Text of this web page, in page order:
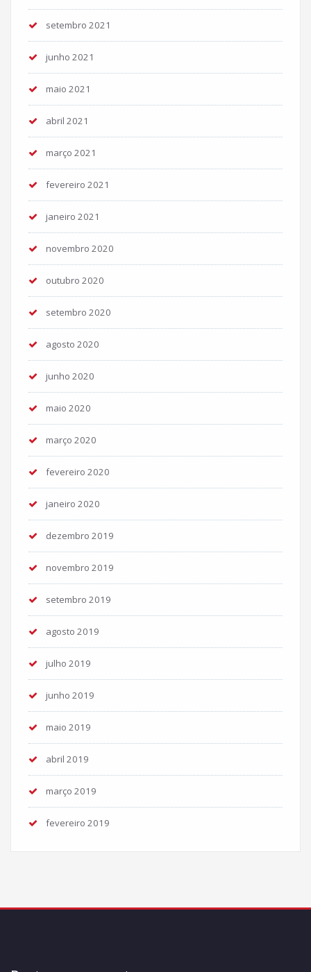
setembro 2021
junho 2021
maio 2021
abril 2021
março 2021
fevereiro 2021
janeiro 2021
novembro 2020
outubro 2020
setembro 2020
agosto 2020
junho 2020
maio 2020
março 2020
fevereiro 2020
janeiro 2020
dezembro 2019
novembro 2019
setembro 2019
agosto 2019
julho 2019
junho 2019
maio 2019
abril 2019
março 2019
fevereiro 2019